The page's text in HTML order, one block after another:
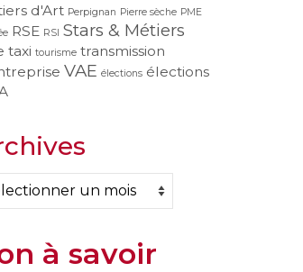
d'Art Perpignan Pierre sèche PME
RSE RSI Stars & Métiers
taxi tourisme transmission
VAE élections élections
à savoir